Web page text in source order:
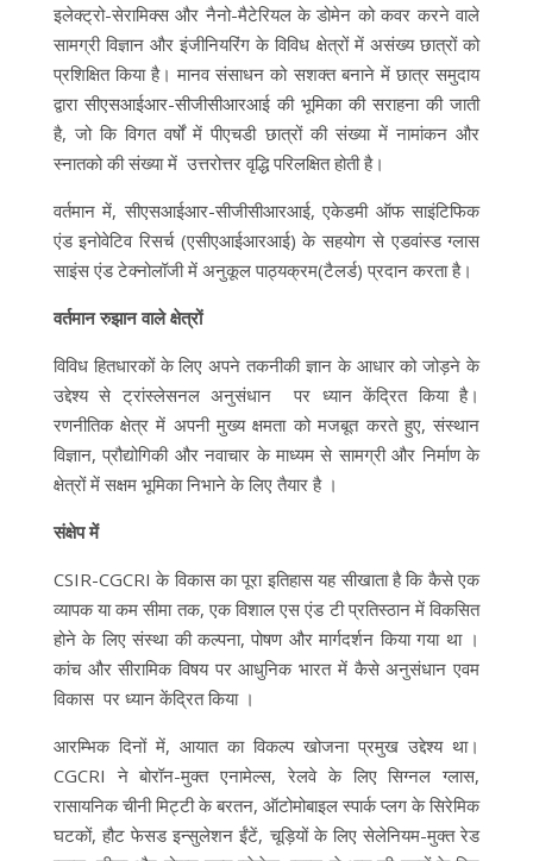
इलेक्ट्रो-सेरामिक्स और नैनो-मैटेरियल के डोमेन को कवर करने वाले
सामग्री विज्ञान और इंजीनियरिंग के विविध क्षेत्रों में असंख्य छात्रों को
प्रशिक्षित किया है। मानव संसाधन को सशक्त बनाने में छात्र समुदाय
द्वारा सीएसआईआर-सीजीसीआरआई की भूमिका की सराहना की जाती
है, जो कि विगत वर्षों में पीएचडी छात्रों की संख्या में नामांकन और
स्नातको की संख्या में उत्तरोत्तर वृद्धि परिलक्षित होती है।
वर्तमान में, सीएसआईआर-सीजीसीआरआई, एकेडमी ऑफ साइंटिफिक
एंड इनोवेटिव रिसर्च (एसीएआईआरआई) के सहयोग से एडवांस्ड ग्लास
साइंस एंड टेक्नोलॉजी में अनुकूल पाठ्यक्रम(टैलर्ड) प्रदान करता है।
वर्तमान रुझान वाले क्षेत्रों
विविध हितधारकों के लिए अपने तकनीकी ज्ञान के आधार को जोड़ने के
उद्देश्य से ट्रांस्लेसनल अनुसंधान पर ध्यान केंद्रित किया है।
रणनीतिक क्षेत्र में अपनी मुख्य क्षमता को मजबूत करते हुए, संस्थान
विज्ञान, प्रौद्योगिकी और नवाचार के माध्यम से सामग्री और निर्माण के
क्षेत्रों में सक्षम भूमिका निभाने के लिए तैयार है ।
संक्षेप में
CSIR-CGCRI के विकास का पूरा इतिहास यह सीखाता है कि कैसे एक
व्यापक या कम सीमा तक, एक विशाल एस एंड टी प्रतिस्ठान में विकसित
होने के लिए संस्था की कल्पना, पोषण और मार्गदर्शन किया गया था ।
कांच और सीरामिक विषय पर आधुनिक भारत में कैसे अनुसंधान एवम
विकास पर ध्यान केंद्रित किया ।
आरम्भिक दिनों में, आयात का विकल्प खोजना प्रमुख उद्देश्य था।
CGCRI ने बोरॉन-मुक्त एनामेल्स, रेलवे के लिए सिग्नल ग्लास,
रासायनिक चीनी मिट्टी के बरतन, ऑटोमोबाइल स्पार्क प्लग के सिरेमिक
घटकों, हौट फेसड इन्सुलेशन ईंटें, चूड़ियों के लिए सेलेनियम-मुक्त रेड